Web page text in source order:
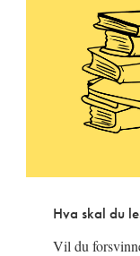
Hva skal du
Vil du